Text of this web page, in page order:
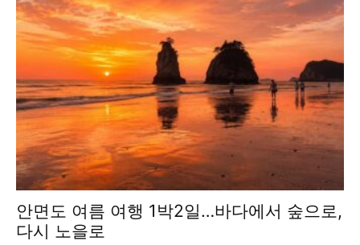
안면도 여름 여행 1박2일…바다에서 숲으로,
다시 노을로